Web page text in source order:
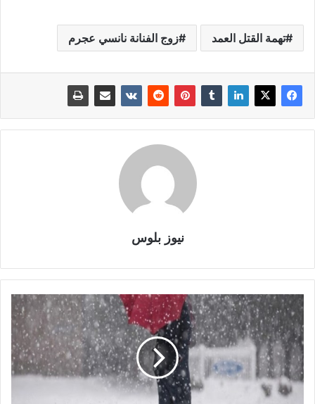
تهمة القتل العمد زوج الفنانة نانسي عجرم
نيوز بلوس